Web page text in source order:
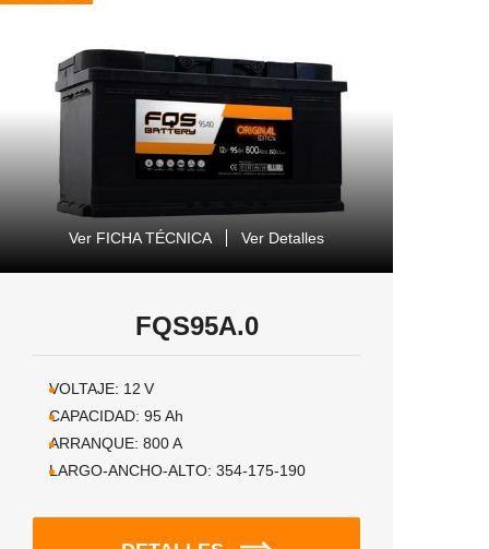
Ver FICHA TÉCNICA Ver Detalles
FQS95A.0
VOLTAJE: 12 V
CAPACIDAD: 95Ah
ARRANQUE: 800A
LARGO-ANCHO-ALTO: 354-175-190